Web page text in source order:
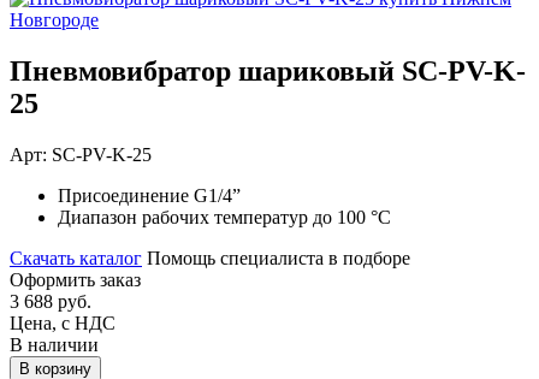
Пневмовибратор шариковый SС-PV-K-
25
Арт: SС-PV-K-25
Присоединение G1/4”
Диапазон рабочих температур до 100 °С
Скачать каталог Помощь специалиста в подборе
Оформить заказ
3 688 руб.
Цена, с НДС
В наличии
В корзину